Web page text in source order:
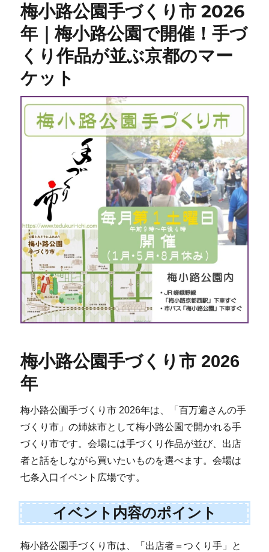
梅小路公園手づくり市 2026
年｜梅小路公園で開催！手づ
くり作品が並ぶ京都のマー
ケット
梅小路公園手づくり市 2026
年
梅小路公園手づくり市 2026年は、「百万遍さんの手
づくり市」の姉妹市として梅小路公園で開かれる手
づくり市です。会場には手づくり作品が並び、出店
者と話をしながら買いたいものを選べます。会場は
七条入口イベント広場です。
イベント内容のポイント
梅小路公園手づくり市は、「出店者＝つくり手」と